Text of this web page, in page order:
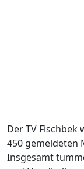
Der TV Fischbek
450 gemeldeten
Insgesamt